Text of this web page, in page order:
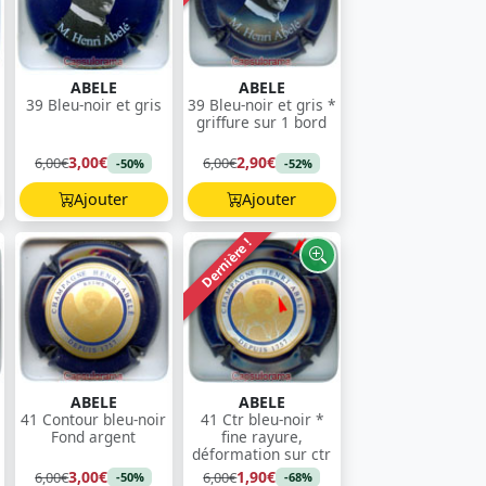
ABELE
39 Bleu-noir et gris
6,00€3,00€ -50%
Ajouter
ABELE
39 Bleu-noir et gris *
griffure sur 1 bord
6,00€2,90€ -52%
Ajouter
ABELE
41 Contour bleu-noir
Fond argent
6,00€3,00€ -50%
Dernière !
ABELE
41 Ctr bleu-noir *
fine rayure,
déformation sur ctr
6,00€1,90€ -68%